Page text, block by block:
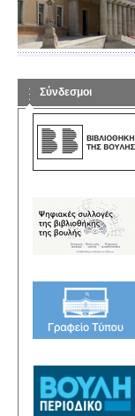
Σύνδεσμοι